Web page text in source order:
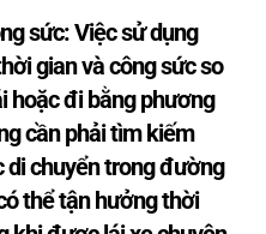
sức: Việc sử dụng
gian và công sức so
hoặc đi bằng phương
cần phải tìm kiếm
di chuyển trong đường
thể tận hưởng thời